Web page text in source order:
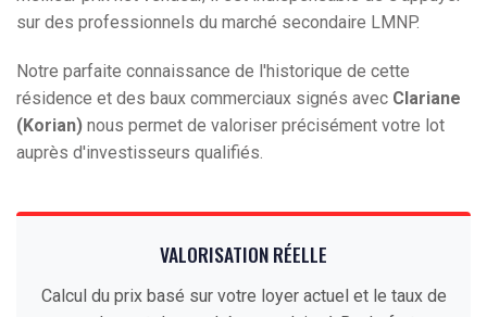
sur des professionnels du marché secondaire LMNP.
Notre parfaite connaissance de l'historique de cette
résidence et des baux commerciaux signés avec Clariane
(Korian) nous permet de valoriser précisément votre lot
auprès d'investisseurs qualifiés.
VALORISATION RÉELLE
Calcul du prix basé sur votre loyer actuel et le taux de